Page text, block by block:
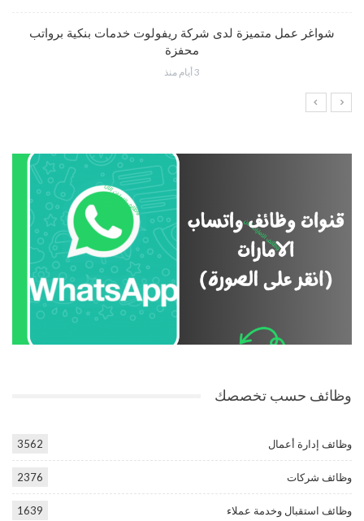
شواغر عمل متميزة لدى شركة ريفولوت خدمات بنكية برواتب
محفزة
3 أيام منذ
وظائف حسب تخصصك
وظائف إدارة أعمال 3562
وظائف شركات 2376
وظائف استقبال وخدمة عملاء 1639